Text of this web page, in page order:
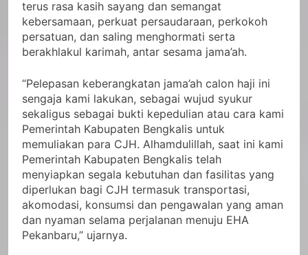
terus rasa kasih sayang dan semangat
kebersamaan, perkuat persaudaraan, perkokoh
persatuan, dan saling menghormati serta
berakhlakul karimah, antar sesama jama’ah.
“Pelepasan keberangkatan jama’ah calon haji ini
sengaja kami lakukan, sebagai wujud syukur
sekaligus sebagai bukti kepedulian atau cara kami
Pemerintah Kabupaten Bengkalis untuk
memuliakan para CJH. Alhamdulillah, saat ini kami
Pemerintah Kabupaten Bengkalis telah
menyiapkan segala kebutuhan dan fasilitas yang
diperlukan bagi CJH termasuk transportasi,
akomodasi, konsumsi dan pengawalan yang aman
dan nyaman selama perjalanan menuju EHA
Pekanbaru,” ujarnya.